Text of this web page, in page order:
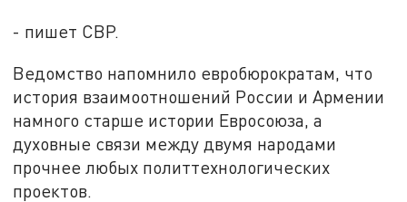
- пишет СВР.
Ведомство напомнило евробюрократам, что
история взаимоотношений России и Армении
намного старше истории Евросоюза, а
духовные связи между двумя народами
прочнее любых политтехнологических
проектов.